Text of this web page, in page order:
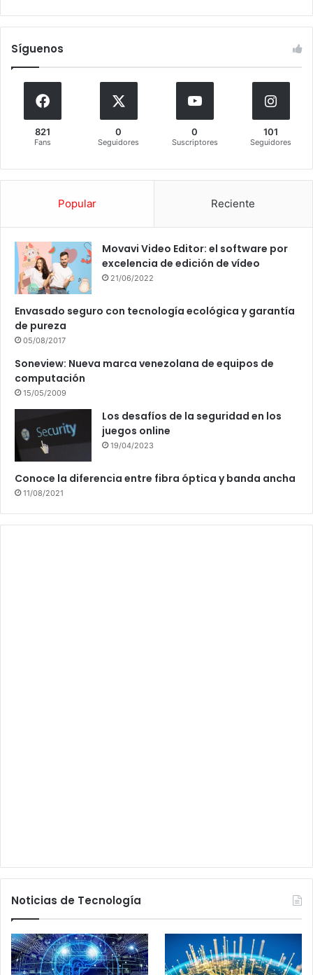
Síguenos
821
Fans
0
Seguidores
0
Suscriptores
101
Seguidores
Popular Reciente
Movavi Video Editor: el software por
excelencia de edición de vídeo
21/06/2022
Envasado seguro con tecnología ecológica y garantía
de pureza
05/08/2017
Soneview: Nueva marca venezolana de equipos de
computación
15/05/2009
Los desafíos de la seguridad en los
juegos online
19/04/2023
Conoce la diferencia entre fibra óptica y banda ancha
11/08/2021
Noticias de Tecnología